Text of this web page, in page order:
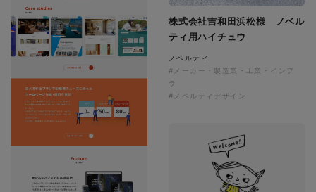
株式会社吉和田浜松様 ノベル
ティ用ハイチュウ
ノベルティ
#メーカー・製造業・工業・インフ
ラ
#ノベルティデザイン